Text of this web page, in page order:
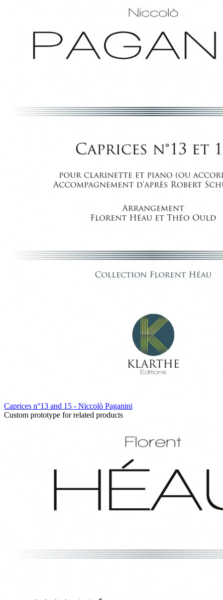
Caprices n°13 and 15 - Niccolò Paganini
Custom prototype for related products